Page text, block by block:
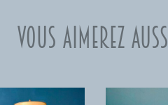
Vous aimerez aussi